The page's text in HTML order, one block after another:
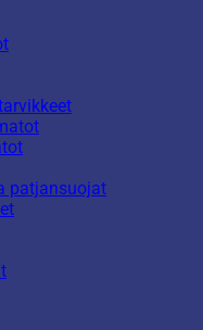
patjansuojat